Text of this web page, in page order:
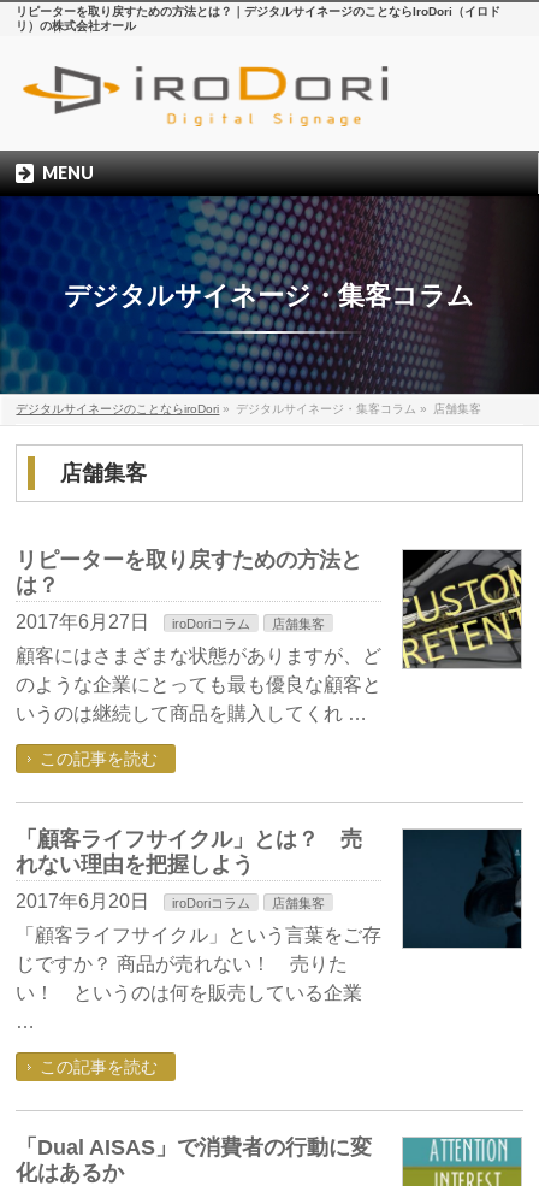
リピーターを取り戻すための方法とは？｜デジタルサイネージのことならIroDori（イロド
リ）の株式会社オール
MENU
デジタルサイネージ・集客コラム
デジタルサイネージのことならiroDori » デジタルサイネージ・集客コラム » 店舗集客
店舗集客
リピーターを取り戻すための方法と
は？
2017年6月27日 iroDoriコラム 店舗集客
顧客にはさまざまな状態がありますが、ど
のような企業にとっても最も優良な顧客と
いうのは継続して商品を購入してくれ …
この記事を読む
「顧客ライフサイクル」とは？ 売
れない理由を把握しよう
2017年6月20日 iroDoriコラム 店舗集客
「顧客ライフサイクル」という言葉をご存
じですか？ 商品が売れない！ 売りた
い！ というのは何を販売している企業
…
この記事を読む
「Dual AISAS」で消費者の行動に変
化はあるか